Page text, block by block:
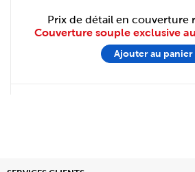
Prix de détail en couverture
Couverture souple exclusive
Ajouter au panier